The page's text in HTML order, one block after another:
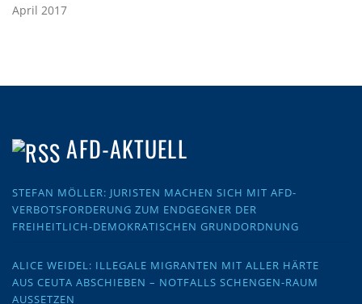
April 2017
AFD-AKTUELL
STEFAN MÖLLER: JURISTEN MACHEN SICH MIT AFD-
VERBOTSFORDERUNG ZUM ENDGEGNER DER
FREIHEITLICH-DEMOKRATISCHEN GRUNDORDNUNG
ALICE WEIDEL: ILLEGALE MIGRANTEN MIT ALLER HÄRTE
AUS CEUTA ABSCHIEBEN – NOTFALLS SCHENGEN-RAUM
AUSSETZEN